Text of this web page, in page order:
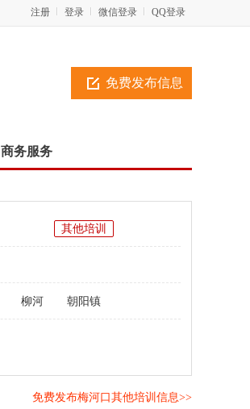
QQ登录
微信登录
登录
注册
免费发布信息
商务服务
其他培训
柳河 朝阳镇
免费发布梅河口其他培训信息>>